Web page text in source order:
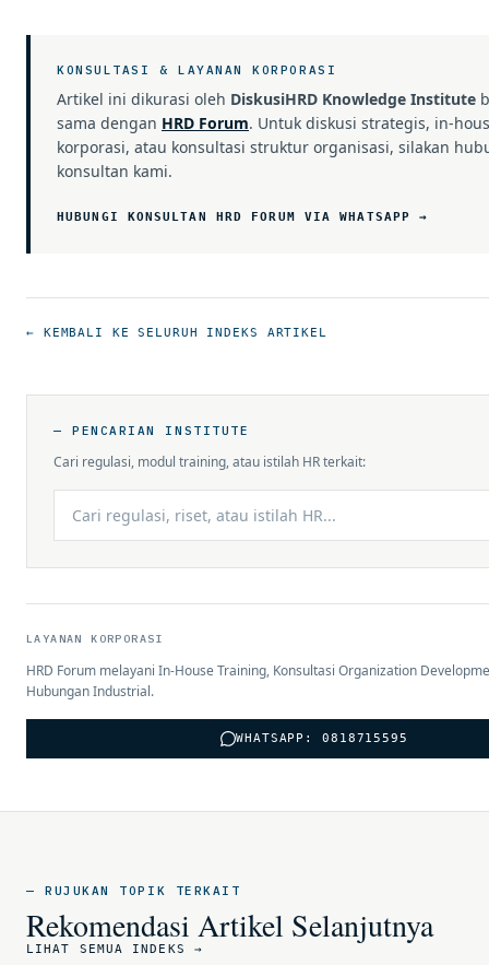
— PENCARIAN INSTITUTE
Cari regulasi, modul training, atau istilah HR terkait:
LAYANAN KORPORASI
HRD Forum melayani In-House Training, Konsultasi Organization
Hubungan Industrial.
WHATSAPP: 0818715595
KONSULTASI & LAYANAN KORPORASI
Artikel ini dikurasi oleh DiskusiHRD Knowledge Institute
sama dengan HRD Forum. Untuk diskusi strategis, in-
korporasi, atau konsultasi struktur organisasi, silakan
konsultan kami.
HUBUNGI KONSULTAN HRD FORUM VIA WHATSAPP →
← KEMBALI KE SELURUH INDEKS ARTIKEL
— RUJUKAN TOPIK TERKAIT
Rekomendasi Artikel Selanjutnya
LIHAT SEMUA INDEKS →